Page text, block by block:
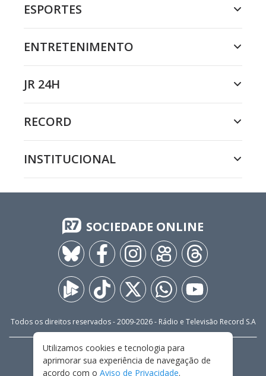
ESPORTES
ENTRETENIMENTO
JR 24H
RECORD
INSTITUCIONAL
SOCIEDADE ONLINE
Todos os direitos reservados - 2009-2026- Rádio e Televisão Record S.A
FALE CONOSCO
PRIVACIDADE
TERMOS E CONDIÇÕES DE USO
Utilizamos cookies e tecnologia para
aprimorar sua experiência de navegação de
acordo com o Aviso de Privacidade.